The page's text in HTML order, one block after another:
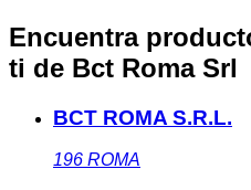
Encuentra
ti de Bct Roma Srl
BCT ROMA S.R.L.
196 ROMA